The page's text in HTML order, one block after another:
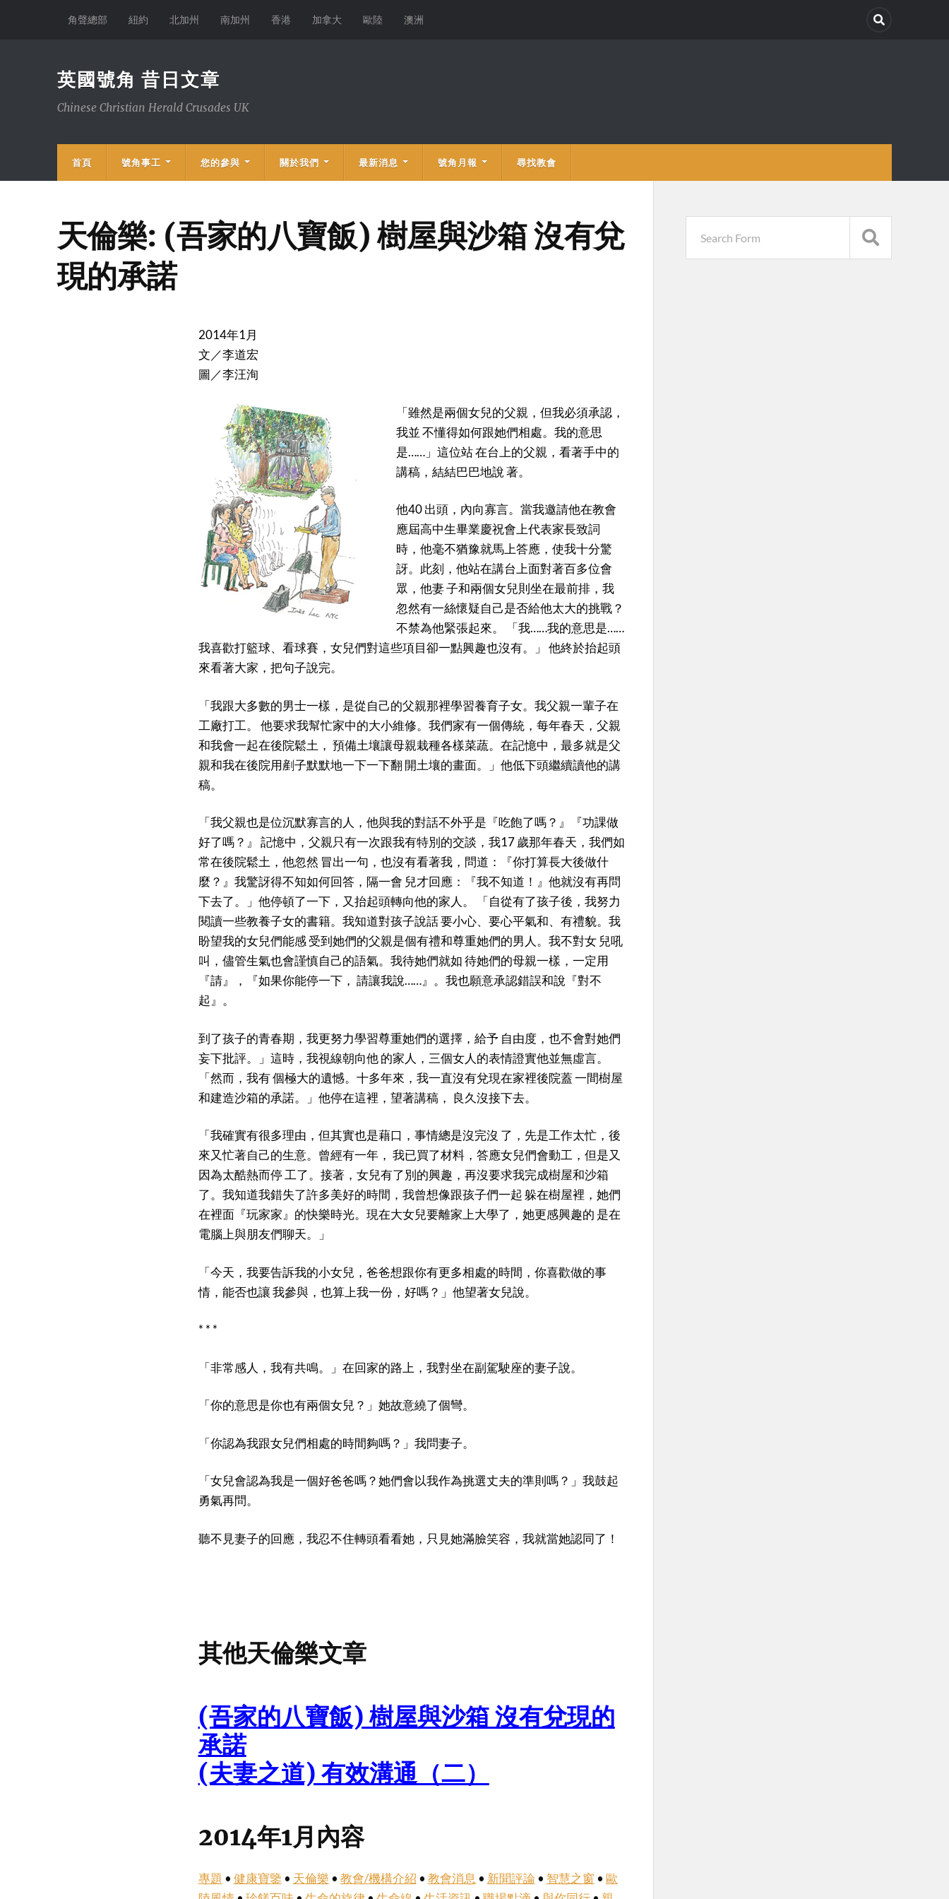
角聲總部 紐約 北加州 南加州 香港 加拿大 歐陸 澳洲
英國號角 昔日文章
Chinese Christian Herald Crusades UK
首頁 號角事工 您的參與 關於我們 最新消息 號角月報 尋找教會
天倫樂: (吾家的八寶飯) 樹屋與沙箱 沒有兌
現的承諾
2014年1月
文／李道宏
圖／李汪洵
「雖然是兩個女兒的父親，但我必須承認，
我並 不懂得如何跟她們相處。我的意思
是……」這位站 在台上的父親，看著手中的
講稿，結結巴巴地說 著。
他40 出頭，內向寡言。當我邀請他在教會
應屆高中生畢業慶祝會上代表家長致詞
時，他毫不猶豫就馬上答應，使我十分驚
訝。此刻，他站在講台上面對著百多位會
眾，他妻 子和兩個女兒則坐在最前排，我
忽然有一絲懷疑自己是否給他太大的挑戰？
不禁為他緊張起來。 「我……我的意思是……
我喜歡打籃球、看球賽，女兒們對這些項目卻一點興趣也沒有。」 他終於抬起頭
來看著大家，把句子說完。
「我跟大多數的男士一樣，是從自己的父親那裡學習養育子女。我父親一輩子在
工廠打工。 他要求我幫忙家中的大小維修。我們家有一個傳統，每年春天，父親
和我會一起在後院鬆土， 預備土壤讓母親栽種各樣菜蔬。在記憶中，最多就是父
親和我在後院用剷子默默地一下一下翻 開土壤的畫面。」他低下頭繼續讀他的講
稿。
「我父親也是位沉默寡言的人，他與我的對話不外乎是『吃飽了嗎？』『功課做
好了嗎？』 記憶中，父親只有一次跟我有特別的交談，我17 歲那年春天，我們如
常在後院鬆土，他忽然 冒出一句，也沒有看著我，問道：『你打算長大後做什
麼？』我驚訝得不知如何回答，隔一會 兒才回應：『我不知道！』他就沒有再問
下去了。」他停頓了一下，又抬起頭轉向他的家人。 「自從有了孩子後，我努力
閱讀一些教養子女的書籍。我知道對孩子說話 要小心、要心平氣和、有禮貌。我
盼望我的女兒們能感 受到她們的父親是個有禮和尊重她們的男人。我不對女 兒吼
叫，儘管生氣也會謹慎自己的語氣。我待她們就如 待她們的母親一樣，一定用
『請』，『如果你能停一下， 請讓我說……』。我也願意承認錯誤和說『對不
起』。
到了孩子的青春期，我更努力學習尊重她們的選擇，給予 自由度，也不會對她們
妄下批評。」這時，我視線朝向他 的家人，三個女人的表情證實他並無虛言。
「然而，我有 個極大的遺憾。十多年來，我一直沒有兌現在家裡後院蓋 一間樹屋
和建造沙箱的承諾。」他停在這裡，望著講稿， 良久沒接下去。
「我確實有很多理由，但其實也是藉口，事情總是沒完沒 了，先是工作太忙，後
來又忙著自己的生意。曾經有一年， 我已買了材料，答應女兒們會動工，但是又
因為太酷熱而停 工了。接著，女兒有了別的興趣，再沒要求我完成樹屋和沙箱
了。我知道我錯失了許多美好的時間，我曾想像跟孩子們一起 躲在樹屋裡，她們
在裡面『玩家家』的快樂時光。現在大女兒要離家上大學了，她更感興趣的 是在
電腦上與朋友們聊天。」
「今天，我要告訴我的小女兒，爸爸想跟你有更多相處的時間，你喜歡做的事
情，能否也讓 我參與，也算上我一份，好嗎？」他望著女兒說。
* * *
「非常感人，我有共鳴。」在回家的路上，我對坐在副駕駛座的妻子說。
「你的意思是你也有兩個女兒？」她故意繞了個彎。
「你認為我跟女兒們相處的時間夠嗎？」我問妻子。
「女兒會認為我是一個好爸爸嗎？她們會以我作為挑選丈夫的準則嗎？」我鼓起
勇氣再問。
聽不見妻子的回應，我忍不住轉頭看看她，只見她滿臉笑容，我就當她認同了！
其他天倫樂文章
(吾家的八寶飯) 樹屋與沙箱 沒有兌現的
承諾
(夫妻之道) 有效溝通（二）
2014年1月內容
專題 • 健康寶鑒 • 天倫樂 • 教會/機構介紹 • 教會消息 • 新聞評論 • 智慧之窗 • 歐